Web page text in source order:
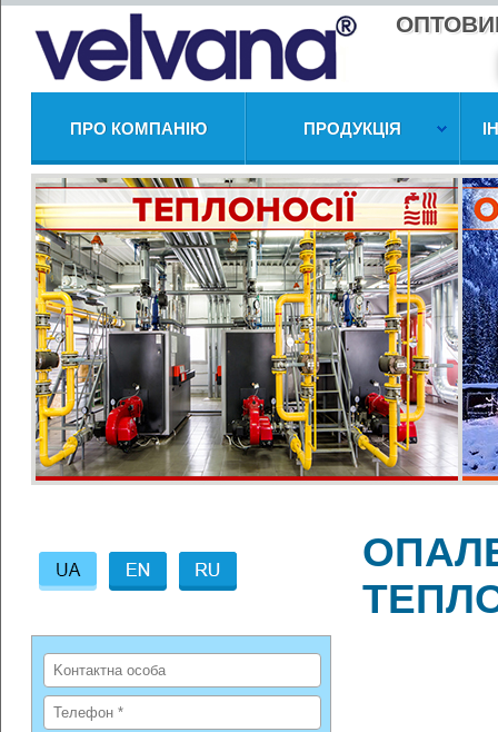
ПРО КОМПАНІЮ ПРОДУКЦІЯ